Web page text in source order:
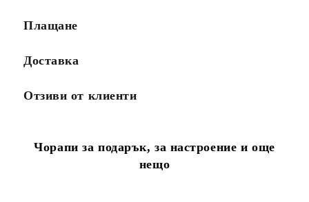
Плащане
Доставка
Отзиви от клиенти
Чорапи за подарък, за настроение и още
нещо